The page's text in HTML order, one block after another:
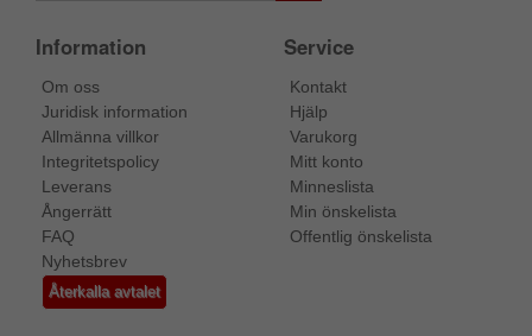
Information
Om oss
Juridisk information
Allmänna villkor
Integritetspolicy
Leverans
Ångerrätt
FAQ
Nyhetsbrev
Återkalla avtalet
Service
Kontakt
Hjälp
Varukorg
Mitt konto
Minneslista
Min önskelista
Offentlig önskelista